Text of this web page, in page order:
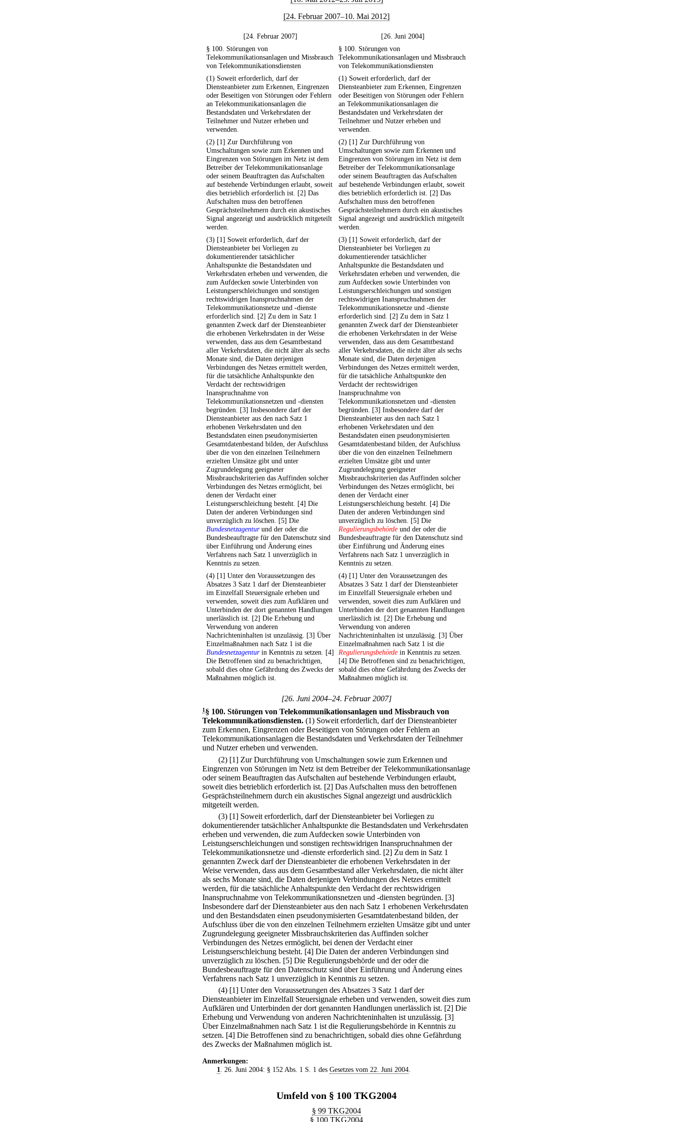
[24. Februar 2007–10. Mai 2012]
[24. Februar 2007]
[26. Juni 2004]
§ 100. Störungen von
Telekommunikationsanlagen und Missbrauch
von Telekommunikationsdiensten
§ 100. Störungen von
Telekommunikationsanlagen und Missbrauch
von Telekommunikationsdiensten
(1) Soweit erforderlich, darf der
Diensteanbieter zum Erkennen, Eingrenzen
oder Beseitigen von Störungen oder Fehlern
an Telekommunikationsanlagen die
Bestandsdaten und Verkehrsdaten der
Teilnehmer und Nutzer erheben und
verwenden.
(1) Soweit erforderlich, darf der
Diensteanbieter zum Erkennen, Eingrenzen
oder Beseitigen von Störungen oder Fehlern
an Telekommunikationsanlagen die
Bestandsdaten und Verkehrsdaten der
Teilnehmer und Nutzer erheben und
verwenden.
(2) [1] Zur Durchführung von
Umschaltungen sowie zum Erkennen und
Eingrenzen von Störungen im Netz ist dem
Betreiber der Telekommunikationsanlage
oder seinem Beauftragten das Aufschalten
auf bestehende Verbindungen erlaubt, soweit
dies betrieblich erforderlich ist. [2] Das
Aufschalten muss den betroffenen
Gesprächsteilnehmern durch ein akustisches
Signal angezeigt und ausdrücklich mitgeteilt
werden.
(2) [1] Zur Durchführung von
Umschaltungen sowie zum Erkennen und
Eingrenzen von Störungen im Netz ist dem
Betreiber der Telekommunikationsanlage
oder seinem Beauftragten das Aufschalten
auf bestehende Verbindungen erlaubt, soweit
dies betrieblich erforderlich ist. [2] Das
Aufschalten muss den betroffenen
Gesprächsteilnehmern durch ein akustisches
Signal angezeigt und ausdrücklich mitgeteilt
werden.
(3) [1] Soweit erforderlich, darf der
Diensteanbieter bei Vorliegen zu
dokumentierender tatsächlicher
Anhaltspunkte die Bestandsdaten und
Verkehrsdaten erheben und verwenden, die
zum Aufdecken sowie Unterbinden von
Leistungserschleichungen und sonstigen
rechtswidrigen Inanspruchnahmen der
Telekommunikationsnetze und -dienste
erforderlich sind. [2] Zu dem in Satz 1
genannten Zweck darf der Diensteanbieter
die erhobenen Verkehrsdaten in der Weise
verwenden, dass aus dem Gesamtbestand
aller Verkehrsdaten, die nicht älter als sechs
Monate sind, die Daten derjenigen
Verbindungen des Netzes ermittelt werden,
für die tatsächliche Anhaltspunkte den
Verdacht der rechtswidrigen
Inanspruchnahme von
Telekommunikationsnetzen und -diensten
begründen. [3] Insbesondere darf der
Diensteanbieter aus den nach Satz 1
erhobenen Verkehrsdaten und den
Bestandsdaten einen pseudonymisierten
Gesamtdatenbestand bilden, der Aufschluss
über die von den einzelnen Teilnehmern
erzielten Umsätze gibt und unter
Zugrundelegung geeigneter
Missbrauchskriterien das Auffinden solcher
Verbindungen des Netzes ermöglicht, bei
denen der Verdacht einer
Leistungserschleichung besteht. [4] Die
Daten der anderen Verbindungen sind
unverzüglich zu löschen. [5] Die
Bundesnetzagenturund der oder die
Bundesbeauftragte für den Datenschutz sind
über Einführung und Änderung eines
Verfahrens nach Satz 1 unverzüglich in
Kenntnis zu setzen.
(3) [1] Soweit erforderlich, darf der
Diensteanbieter bei Vorliegen zu
dokumentierender tatsächlicher
Anhaltspunkte die Bestandsdaten und
Verkehrsdaten erheben und verwenden, die
zum Aufdecken sowie Unterbinden von
Leistungserschleichungen und sonstigen
rechtswidrigen Inanspruchnahmen der
Telekommunikationsnetze und -dienste
erforderlich sind. [2] Zu dem in Satz 1
genannten Zweck darf der Diensteanbieter
die erhobenen Verkehrsdaten in der Weise
verwenden, dass aus dem Gesamtbestand
aller Verkehrsdaten, die nicht älter als sechs
Monate sind, die Daten derjenigen
Verbindungen des Netzes ermittelt werden,
für die tatsächliche Anhaltspunkte den
Verdacht der rechtswidrigen
Inanspruchnahme von
Telekommunikationsnetzen und -diensten
begründen. [3] Insbesondere darf der
Diensteanbieter aus den nach Satz 1
erhobenen Verkehrsdaten und den
Bestandsdaten einen pseudonymisierten
Gesamtdatenbestand bilden, der Aufschluss
über die von den einzelnen Teilnehmern
erzielten Umsätze gibt und unter
Zugrundelegung geeigneter
Missbrauchskriterien das Auffinden solcher
Verbindungen des Netzes ermöglicht, bei
denen der Verdacht einer
Leistungserschleichung besteht. [4] Die
Daten der anderen Verbindungen sind
unverzüglich zu löschen. [5] Die
Regulierungsbehörde und der oder die
Bundesbeauftragte für den Datenschutz sind
über Einführung und Änderung eines
Verfahrens nach Satz 1 unverzüglich in
Kenntnis zu setzen.
(4) [1] Unter den Voraussetzungen des
Absatzes 3 Satz 1 darf der Diensteanbieter
im Einzelfall Steuersignale erheben und
verwenden, soweit dies zum Aufklären und
Unterbinden der dort genannten Handlungen
unerlässlich ist. [2] Die Erhebung und
Verwendung von anderen
Nachrichteninhalten ist unzulässig. [3] Über
Einzelmaßnahmen nach Satz 1 ist die
Bundesnetzagenturin Kenntnis zu setzen. [4]
Die Betroffenen sind zu benachrichtigen,
sobald dies ohne Gefährdung des Zwecks der
Maßnahmen möglich ist.
(4) [1] Unter den Voraussetzungen des
Absatzes 3 Satz 1 darf der Diensteanbieter
im Einzelfall Steuersignale erheben und
verwenden, soweit dies zum Aufklären und
Unterbinden der dort genannten Handlungen
unerlässlich ist. [2] Die Erhebung und
Verwendung von anderen
Nachrichteninhalten ist unzulässig. [3] Über
Einzelmaßnahmen nach Satz 1 ist die
Regulierungsbehörde in Kenntnis zu setzen.
[4] Die Betroffenen sind zu benachrichtigen,
sobald dies ohne Gefährdung des Zwecks der
Maßnahmen möglich ist.
[26. Juni 2004–24. Februar 2007]
1§ 100. Störungen von Telekommunikationsanlagen und Missbrauch von
Telekommunikationsdiensten. (1) Soweit erforderlich, darf der Diensteanbieter
zum Erkennen, Eingrenzen oder Beseitigen von Störungen oder Fehlern an
Telekommunikationsanlagen die Bestandsdaten und Verkehrsdaten der Teilnehmer
und Nutzer erheben und verwenden.
(2) [1] Zur Durchführung von Umschaltungen sowie zum Erkennen und
Eingrenzen von Störungen im Netz ist dem Betreiber der Telekommunikationsanlage
oder seinem Beauftragten das Aufschalten auf bestehende Verbindungen erlaubt,
soweit dies betrieblich erforderlich ist. [2] Das Aufschalten muss den betroffenen
Gesprächsteilnehmern durch ein akustisches Signal angezeigt und ausdrücklich
mitgeteilt werden.
(3) [1] Soweit erforderlich, darf der Diensteanbieter bei Vorliegen zu
dokumentierender tatsächlicher Anhaltspunkte die Bestandsdaten und Verkehrsdaten
erheben und verwenden, die zum Aufdecken sowie Unterbinden von
Leistungserschleichungen und sonstigen rechtswidrigen Inanspruchnahmen der
Telekommunikationsnetze und -dienste erforderlich sind. [2] Zu dem in Satz 1
genannten Zweck darf der Diensteanbieter die erhobenen Verkehrsdaten in der
Weise verwenden, dass aus dem Gesamtbestand aller Verkehrsdaten, die nicht älter
als sechs Monate sind, die Daten derjenigen Verbindungen des Netzes ermittelt
werden, für die tatsächliche Anhaltspunkte den Verdacht der rechtswidrigen
Inanspruchnahme von Telekommunikationsnetzen und -diensten begründen. [3]
Insbesondere darf der Diensteanbieter aus den nach Satz 1 erhobenen Verkehrsdaten
und den Bestandsdaten einen pseudonymisierten Gesamtdatenbestand bilden, der
Aufschluss über die von den einzelnen Teilnehmern erzielten Umsätze gibt und unter
Zugrundelegung geeigneter Missbrauchskriterien das Auffinden solcher
Verbindungen des Netzes ermöglicht, bei denen der Verdacht einer
Leistungserschleichung besteht. [4] Die Daten der anderen Verbindungen sind
unverzüglich zu löschen. [5] Die Regulierungsbehörde und der oder die
Bundesbeauftragte für den Datenschutz sind über Einführung und Änderung eines
Verfahrens nach Satz 1 unverzüglich in Kenntnis zu setzen.
(4) [1] Unter den Voraussetzungen des Absatzes 3 Satz 1 darf der
Diensteanbieter im Einzelfall Steuersignale erheben und verwenden, soweit dies zum
Aufklären und Unterbinden der dort genannten Handlungen unerlässlich ist. [2] Die
Erhebung und Verwendung von anderen Nachrichteninhalten ist unzulässig. [3]
Über Einzelmaßnahmen nach Satz 1 ist die Regulierungsbehörde in Kenntnis zu
setzen. [4] Die Betroffenen sind zu benachrichtigen, sobald dies ohne Gefährdung
des Zwecks der Maßnahmen möglich ist.
Anmerkungen:
1
. 26. Juni 2004: § 152 Abs. 1 S. 1 des Gesetzes vom 22. Juni 2004.
Umfeld von § 100 TKG2004
§ 99 TKG2004
§ 100 TKG2004